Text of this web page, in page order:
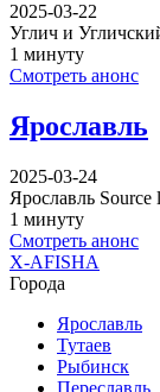
2025-03-22
Углич и
1 минуту
Смотреть анонс
Ярославль
2025-03-24
Ярославль Source
1 минуту
Смотреть анонс
X-AFISHA
Города
Ярославль
Тутаев
Рыбинск